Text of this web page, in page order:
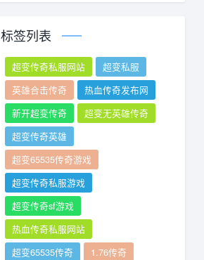
标签列表
超变传奇私服网站
超变私服
英雄合击传奇
热血传奇发布网
新开超变传奇
超变无英雄传奇
超变传奇英雄
超变65535传奇游戏
超变传奇私服游戏
超变传奇sf游戏
热血传奇私服网站
超变65535传奇
1.76传奇